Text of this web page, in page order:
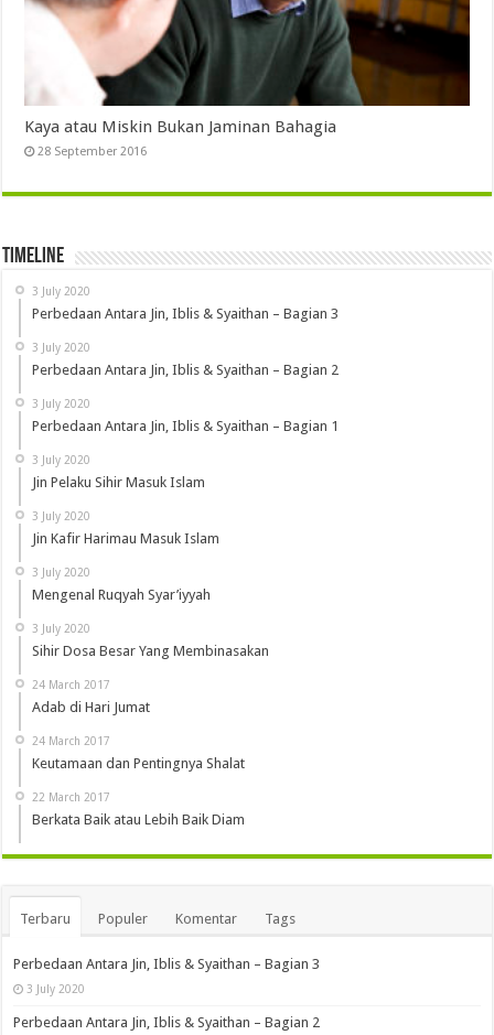
Kaya atau Miskin Bukan Jaminan Bahagia
28 September 2016
Timeline
3 July 2020
Perbedaan Antara Jin, Iblis & Syaithan – Bagian 3
3 July 2020
Perbedaan Antara Jin, Iblis & Syaithan – Bagian 2
3 July 2020
Perbedaan Antara Jin, Iblis & Syaithan – Bagian 1
3 July 2020
Jin Pelaku Sihir Masuk Islam
3 July 2020
Jin Kafir Harimau Masuk Islam
3 July 2020
Mengenal Ruqyah Syar’iyyah
3 July 2020
Sihir Dosa Besar Yang Membinasakan
24 March 2017
Adab di Hari Jumat
24 March 2017
Keutamaan dan Pentingnya Shalat
22 March 2017
Berkata Baik atau Lebih Baik Diam
Terbaru Populer Komentar Tags
Perbedaan Antara Jin, Iblis & Syaithan – Bagian 3
3 July 2020
Perbedaan Antara Jin, Iblis & Syaithan – Bagian 2